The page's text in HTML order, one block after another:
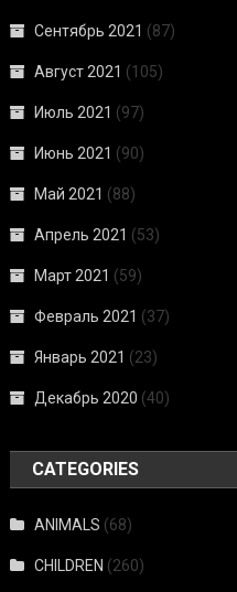
Сентябрь 2021 (87)
Август 2021 (105)
Июль 2021 (97)
Июнь 2021 (90)
Май 2021 (88)
Апрель 2021 (53)
Март 2021 (59)
Февраль 2021 (37)
Январь 2021 (23)
Декабрь 2020 (40)
CATEGORIES
ANIMALS (68)
CHILDREN (260)